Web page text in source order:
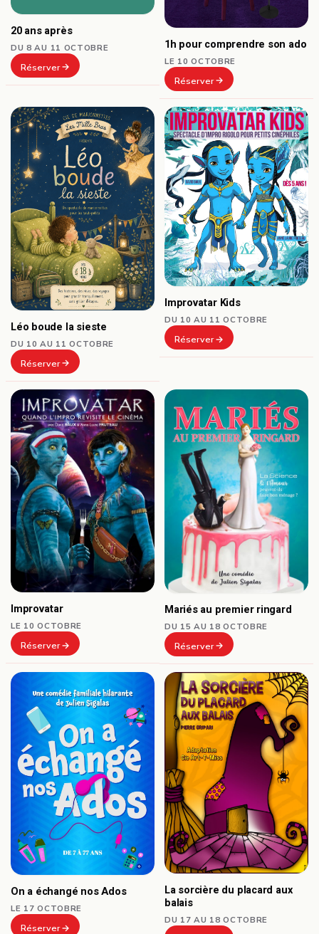
20 ans après
DU 8 AU 11 OCTOBRE
Réserver
1h pour comprendre son ado
LE 10 OCTOBRE
Réserver
Léo boude la sieste
DU 10 AU 11 OCTOBRE
Réserver
Improvatar Kids
DU 10 AU 11 OCTOBRE
Réserver
Improvatar
LE 10 OCTOBRE
Réserver
Mariés au premier ringard
DU 15 AU 18 OCTOBRE
Réserver
On a échangé nos Ados
LE 17 OCTOBRE
Réserver
La sorcière du placard aux
balais
DU 17 AU 18 OCTOBRE